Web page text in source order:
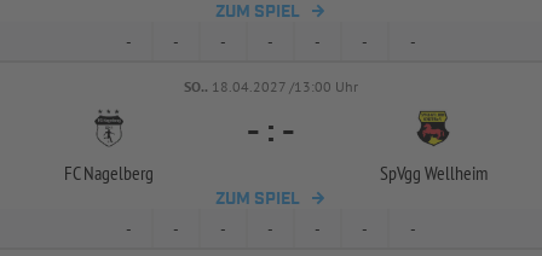
ZUM SPIEL
- - - - - - -
SO.. 18.04.2027 /13:00 Uhr
FC Nagelberg
- : -
SpVgg Wellheim
ZUM SPIEL
- - - - - - -